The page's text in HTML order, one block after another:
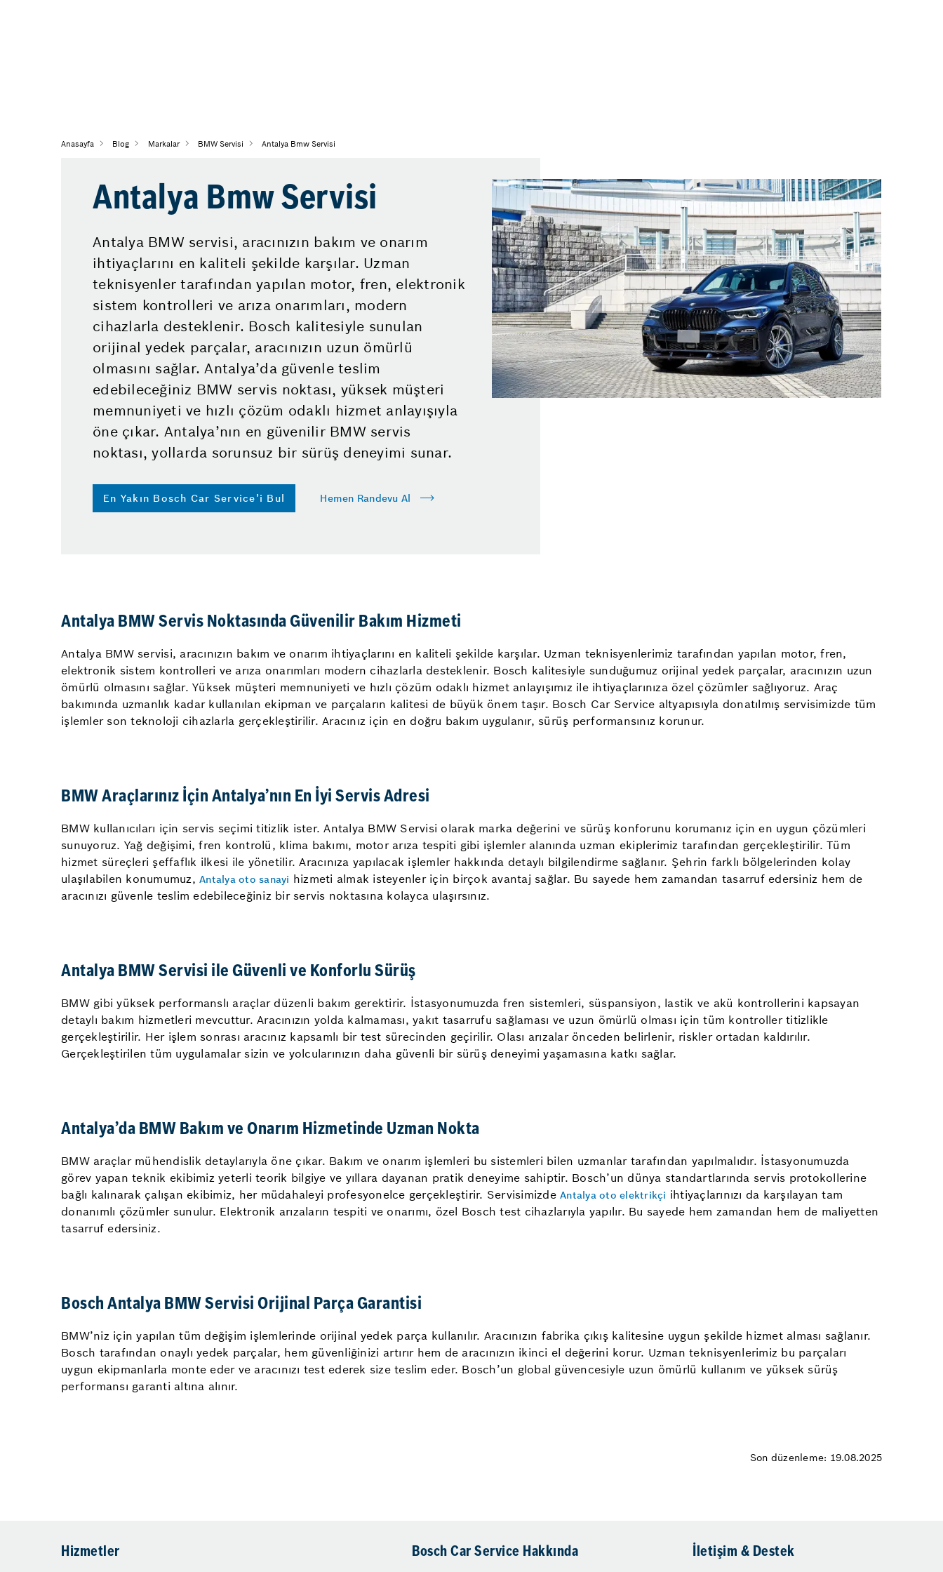
Anasayfa Blog Markalar BMW Servisi Antalya Bmw Servisi
Antalya Bmw Servisi
Antalya BMW servisi, aracınızın bakım ve onarım
ihtiyaçlarını en kaliteli şekilde karşılar. Uzman
teknisyenler tarafından yapılan motor, fren, elektronik
sistem kontrolleri ve arıza onarımları, modern
cihazlarla desteklenir. Bosch kalitesiyle sunulan
orijinal yedek parçalar, aracınızın uzun ömürlü
olmasını sağlar. Antalya’da güvenle teslim
edebileceğiniz BMW servis noktası, yüksek müşteri
memnuniyeti ve hızlı çözüm odaklı hizmet anlayışıyla
öne çıkar. Antalya’nın en güvenilir BMW servis
noktası, yollarda sorunsuz bir sürüş deneyimi sunar.
En Yakın Bosch Car Service’i Bul Hemen Randevu Al
Antalya BMW Servis Noktasında Güvenilir Bakım Hizmeti
Antalya BMW servisi, aracınızın bakım ve onarım ihtiyaçlarını en kaliteli şekilde karşılar. Uzman teknisyenlerimiz tarafından yapılan motor, fren,
elektronik sistem kontrolleri ve arıza onarımları modern cihazlarla desteklenir. Bosch kalitesiyle sunduğumuz orijinal yedek parçalar, aracınızın uzun
ömürlü olmasını sağlar. Yüksek müşteri memnuniyeti ve hızlı çözüm odaklı hizmet anlayışımız ile ihtiyaçlarınıza özel çözümler sağlıyoruz. Araç
bakımında uzmanlık kadar kullanılan ekipman ve parçaların kalitesi de büyük önem taşır. Bosch Car Service altyapısıyla donatılmış servisimizde tüm
işlemler son teknoloji cihazlarla gerçekleştirilir. Aracınız için en doğru bakım uygulanır, sürüş performansınız korunur.
BMW Araçlarınız İçin Antalya’nın En İyi Servis Adresi
BMW kullanıcıları için servis seçimi titizlik ister. Antalya BMW Servisi olarak marka değerini ve sürüş konforunu korumanız için en uygun çözümleri
sunuyoruz. Yağ değişimi, fren kontrolü, klima bakımı, motor arıza tespiti gibi işlemler alanında uzman ekiplerimiz tarafından gerçekleştirilir. Tüm
hizmet süreçleri şeffaflık ilkesi ile yönetilir. Aracınıza yapılacak işlemler hakkında detaylı bilgilendirme sağlanır. Şehrin farklı bölgelerinden kolay
ulaşılabilen konumumuz, Antalya oto sanayi hizmeti almak isteyenler için birçok avantaj sağlar. Bu sayede hem zamandan tasarruf edersiniz hem de
aracınızı güvenle teslim edebileceğiniz bir servis noktasına kolayca ulaşırsınız.
Antalya BMW Servisi ile Güvenli ve Konforlu Sürüş
BMW gibi yüksek performanslı araçlar düzenli bakım gerektirir. İstasyonumuzda fren sistemleri, süspansiyon, lastik ve akü kontrollerini kapsayan
detaylı bakım hizmetleri mevcuttur. Aracınızın yolda kalmaması, yakıt tasarrufu sağlaması ve uzun ömürlü olması için tüm kontroller titizlikle
gerçekleştirilir. Her işlem sonrası aracınız kapsamlı bir test sürecinden geçirilir. Olası arızalar önceden belirlenir, riskler ortadan kaldırılır.
Gerçekleştirilen tüm uygulamalar sizin ve yolcularınızın daha güvenli bir sürüş deneyimi yaşamasına katkı sağlar.
Antalya’da BMW Bakım ve Onarım Hizmetinde Uzman Nokta
BMW araçlar mühendislik detaylarıyla öne çıkar. Bakım ve onarım işlemleri bu sistemleri bilen uzmanlar tarafından yapılmalıdır. İstasyonumuzda
görev yapan teknik ekibimiz yeterli teorik bilgiye ve yıllara dayanan pratik deneyime sahiptir. Bosch’un dünya standartlarında servis protokollerine
bağlı kalınarak çalışan ekibimiz, her müdahaleyi profesyonelce gerçekleştirir. Servisimizde Antalya oto elektrikçi ihtiyaçlarınızı da karşılayan tam
donanımlı çözümler sunulur. Elektronik arızaların tespiti ve onarımı, özel Bosch test cihazlarıyla yapılır. Bu sayede hem zamandan hem de maliyetten
tasarruf edersiniz.
Bosch Antalya BMW Servisi Orijinal Parça Garantisi
BMW’niz için yapılan tüm değişim işlemlerinde orijinal yedek parça kullanılır. Aracınızın fabrika çıkış kalitesine uygun şekilde hizmet alması sağlanır.
Bosch tarafından onaylı yedek parçalar, hem güvenliğinizi artırır hem de aracınızın ikinci el değerini korur. Uzman teknisyenlerimiz bu parçaları
uygun ekipmanlarla monte eder ve aracınızı test ederek size teslim eder. Bosch’un global güvencesiyle uzun ömürlü kullanım ve yüksek sürüş
performansı garanti altına alınır.
Son düzenleme: 19.08.2025
Hizmetler Bosch Car Service Hakkında İletişim & Destek